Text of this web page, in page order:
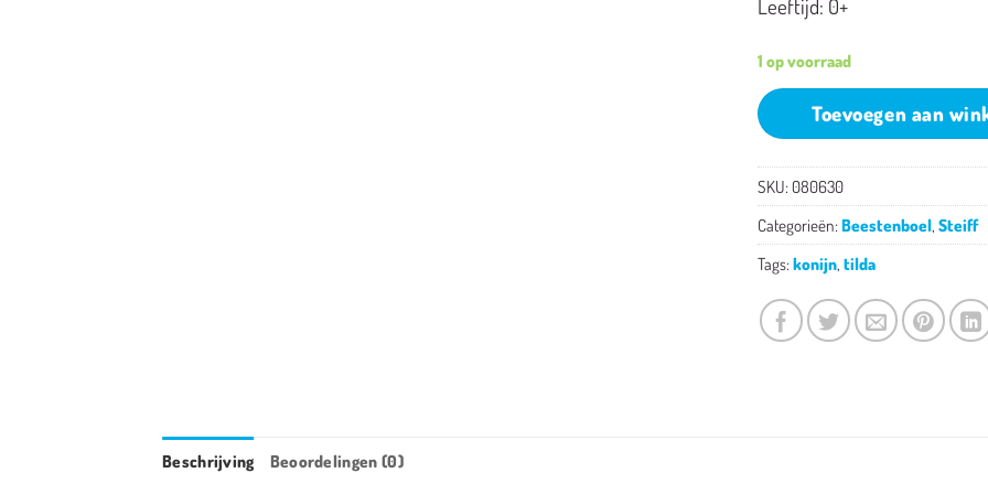
Leeftijd: 0+
1 op voorraad
Toevoegen aan
SKU: 080630
Categorieën: Beestenboel, Steiff
Tags: konijn, tilda
Beschrijving Beoordelingen (0)